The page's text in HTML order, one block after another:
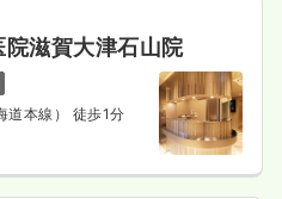
滋賀大津石山院
道本線） 徒歩1分